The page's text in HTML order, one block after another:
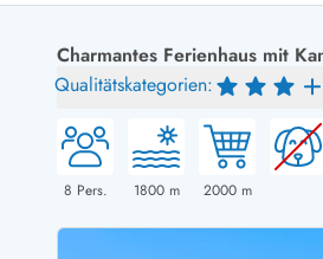
Last Minute
Last Minute
Neu bei uns!
Neue Ferienhäuser bei ESMARK
Neurenovierte Ferienhäuser
Ferienhäuser mit Endreinigung inklusive
Ferienhäuser dicht am Strand
Ferienhäuser neu gebaut
Charmantes Ferienhaus mit
Qualitätskategorien:
8 Pers. 1800m 2000m